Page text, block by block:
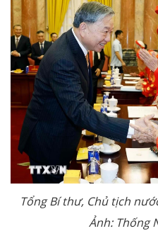
Tổng Bí thư, Chủ tịch
Ảnh: Thống